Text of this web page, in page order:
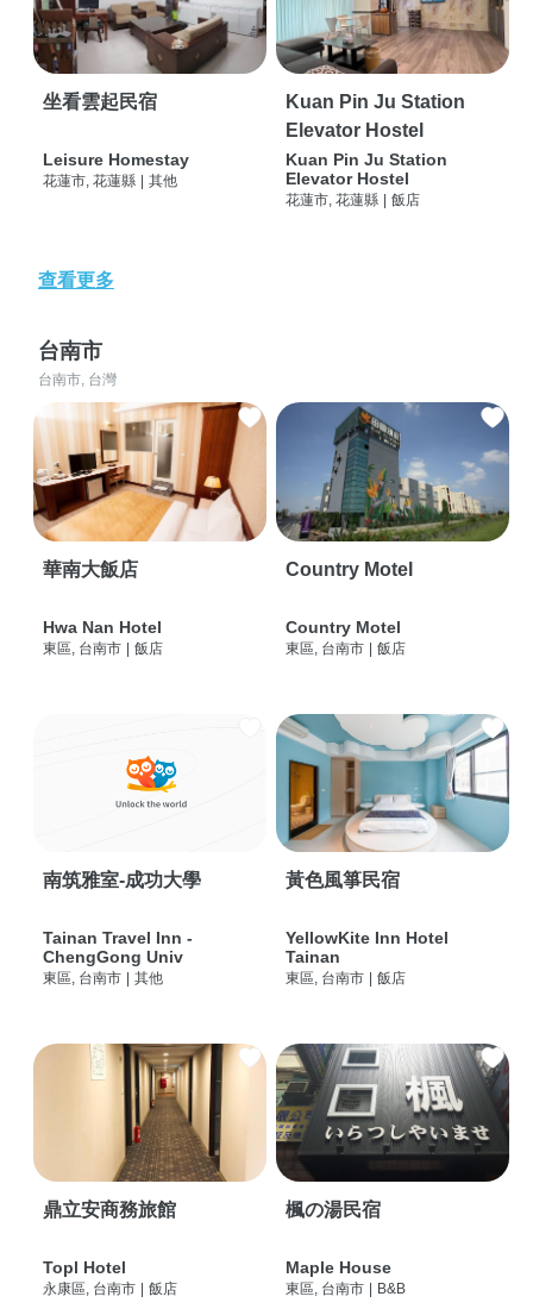
坐看雲起民宿
Leisure Homestay
花蓮市, 花蓮縣 其他
Kuan Pin Ju Station
Elevator Hostel
Kuan Pin Ju Station
Elevator Hostel
花蓮市, 花蓮縣 飯店
查看更多
台南市
台南市, 台灣
華南大飯店
Hwa Nan Hotel
東區, 台南市 | 飯店
Country Motel
Country Motel
東區, 台南市 | 飯店
南筑雅室-成功大學
Tainan Travel Inn -
ChengGong Univ
東區, 台南市 | 其他
黃色風箏民宿
YellowKite Inn Hotel
Tainan
東區, 台南市 | 飯店
鼎立安商務旅館
Topl Hotel
永康區, 台南市 | 飯店
楓の湯民宿
Maple House
東區, 台南市 | B&B